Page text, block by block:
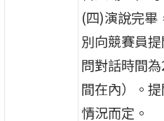
(四)演說完畢
別向競賽員
問對話時間
間在內）。
情況而定。